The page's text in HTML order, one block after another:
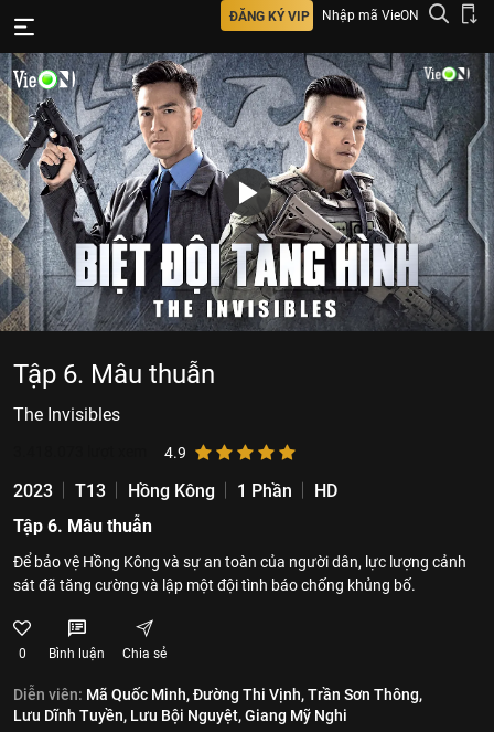
ĐĂNG KÝ VIP Nhập mã VieON
Tập 6. Mâu thuẫn
The Invisibles
4.9
2023 T13 Hồng Kông 1 Phần
HD
Tập 6. Mâu thuẫn
Để bảo vệ Hồng Kông và sự an toàn của người dân, lực lượng cảnh
sát đã tăng cường và lập một đội tình báo chống khủng bố.
0 Bình luận Chia sẻ
Diễn viên: Mã Quốc Minh,Đường Thi Vịnh,Trần Sơn Thông,
Lưu Dĩnh Tuyền, Lưu Bội Nguyệt,Giang Mỹ Nghi